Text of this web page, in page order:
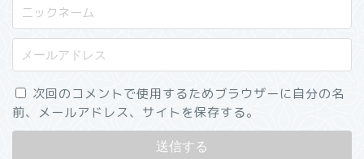
次回のコメントで使用するためブラウザーに自分の名
前、メールアドレス、サイトを保存する。